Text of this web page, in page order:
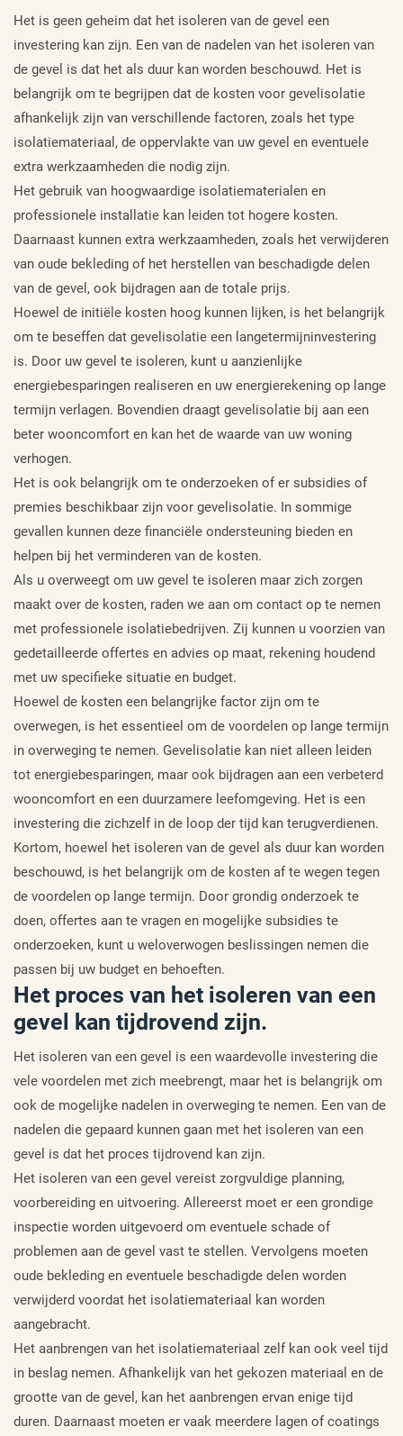
Het is geen geheim dat het isoleren van de gevel een
investering kan zijn. Een van de nadelen van het isoleren van
de gevel is dat het als duur kan worden beschouwd. Het is
belangrijk om te begrijpen dat de kosten voor gevelisolatie
afhankelijk zijn van verschillende factoren, zoals het type
isolatiemateriaal, de oppervlakte van uw gevel en eventuele
extra werkzaamheden die nodig zijn.
Het gebruik van hoogwaardige isolatiematerialen en
professionele installatie kan leiden tot hogere kosten.
Daarnaast kunnen extra werkzaamheden, zoals het verwijderen
van oude bekleding of het herstellen van beschadigde delen
van de gevel, ook bijdragen aan de totale prijs.
Hoewel de initiële kosten hoog kunnen lijken, is het belangrijk
om te beseffen dat gevelisolatie een langetermijninvestering
is. Door uw gevel te isoleren, kunt u aanzienlijke
energiebesparingen realiseren en uw energierekening op lange
termijn verlagen. Bovendien draagt gevelisolatie bij aan een
beter wooncomfort en kan het de waarde van uw woning
verhogen.
Het is ook belangrijk om te onderzoeken of er subsidies of
premies beschikbaar zijn voor gevelisolatie. In sommige
gevallen kunnen deze financiële ondersteuning bieden en
helpen bij het verminderen van de kosten.
Als u overweegt om uw gevel te isoleren maar zich zorgen
maakt over de kosten, raden we aan om contact op te nemen
met professionele isolatiebedrijven. Zij kunnen u voorzien van
gedetailleerde offertes en advies op maat, rekening houdend
met uw specifieke situatie en budget.
Hoewel de kosten een belangrijke factor zijn om te
overwegen, is het essentieel om de voordelen op lange termijn
in overweging te nemen. Gevelisolatie kan niet alleen leiden
tot energiebesparingen, maar ook bijdragen aan een verbeterd
wooncomfort en een duurzamere leefomgeving. Het is een
investering die zichzelf in de loop der tijd kan terugverdienen.
Kortom, hoewel het isoleren van de gevel als duur kan worden
beschouwd, is het belangrijk om de kosten af te wegen tegen
de voordelen op lange termijn. Door grondig onderzoek te
doen, offertes aan te vragen en mogelijke subsidies te
onderzoeken, kunt u weloverwogen beslissingen nemen die
passen bij uw budget en behoeften.
Het proces van het isoleren van een
gevel kan tijdrovend zijn.
Het isoleren van een gevel is een waardevolle investering die
vele voordelen met zich meebrengt, maar het is belangrijk om
ook de mogelijke nadelen in overweging te nemen. Een van de
nadelen die gepaard kunnen gaan met het isoleren van een
gevel is dat het proces tijdrovend kan zijn.
Het isoleren van een gevel vereist zorgvuldige planning,
voorbereiding en uitvoering. Allereerst moet er een grondige
inspectie worden uitgevoerd om eventuele schade of
problemen aan de gevel vast te stellen. Vervolgens moeten
oude bekleding en eventuele beschadigde delen worden
verwijderd voordat het isolatiemateriaal kan worden
aangebracht.
Het aanbrengen van het isolatiemateriaal zelf kan ook veel tijd
in beslag nemen. Afhankelijk van het gekozen materiaal en de
grootte van de gevel, kan het aanbrengen ervan enige tijd
duren. Daarnaast moeten er vaak meerdere lagen of coatings